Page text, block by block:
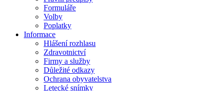
Formuláře
Volby
Poplatky
Informace
Hlášení rozhlasu
Zdravotnictví
Firmy a služby
Důležité odkazy
Ochrana obyvatelstva
Letecké snímky